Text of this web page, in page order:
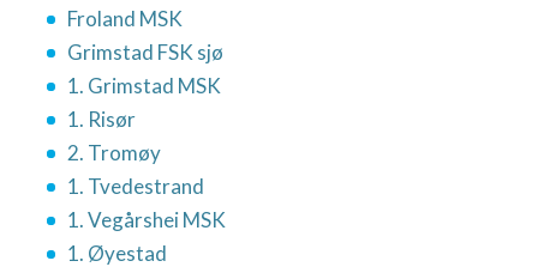
Froland MSK
Grimstad FSK sjø
1. Grimstad MSK
1. Risør
2. Tromøy
1. Tvedestrand
1. Vegårshei MSK
1. Øyestad